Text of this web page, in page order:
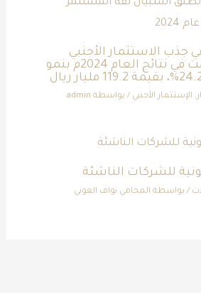
جذب الاستثمار الأجنبي
المباشر انعكست في نتائج العام 2024م بنمو
, الإستثمار الأجنبي / بواسطة admin
للشركات الناشئة
/ بواسطة المحامي نواف العوني